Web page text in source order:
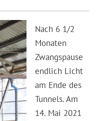
Nach 6 1/2
Monaten
Zwangspause
endlich Licht
am Ende des
Tunnels. Am
14. Mai 2021